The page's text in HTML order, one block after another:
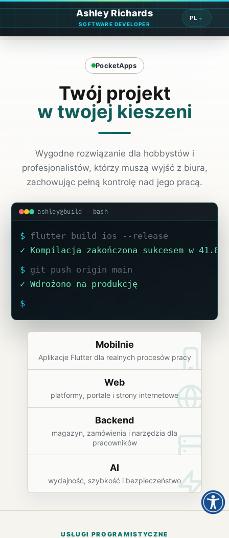
Ashley Richards
SOFTWARE DEVELOPER
PL
PocketApps
Twój projekt
w twojej kieszeni
Wygodne rozwiązanie dla hobbystów i
profesjonalistów, którzy muszą wyjść z biura,
zachowując pełną kontrolę nad jego pracą.
ashley@build — bash
$ flutter build ios --release
✓ Kompilacja zakończona sukcesem w 41.8s
$ git push origin main
✓ Wdrożono na produkcję
$
Mobilnie
Aplikacje Flutter dla realnych procesów pracy
Web
platformy, portale i strony internetowe
Backend
magazyn, zamówienia i narzędzia dla
pracowników
AI
wydajność, szybkość i bezpieczeństwo
USŁUGI PROGRAMISTYCZNE